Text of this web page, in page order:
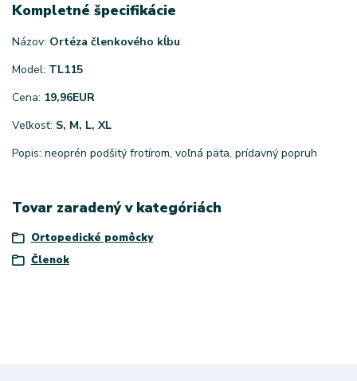
Kompletné špecifikácie
Názov: Ortéza členkového kĺbu
Model: TL115
Cena: 19,96EUR
Veľkosť: S, M, L, XL
Popis: neoprén podšitý frotírom, voľná päta, prídavný popruh
Tovar zaradený v kategóriách
Ortopedické pomôcky
Členok